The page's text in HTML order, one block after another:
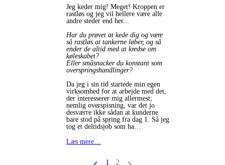
Jeg keder mig! Meget! Kroppen er
rastløs og jeg vil hellere være alle
andre steder end her...
Har du prøvet at kede dig og være
så rastløs at tankerne løber, og så
ender de altid med at kredse om
køleskabet?
Eller småsnacker du konstant som
overspringshandlinger?
Da jeg i sin tid startede min egen
virksomhed for at arbejde med det,
der interesserer mig allermest;
nemlig overspisning, var det jo
desværre ikke sådan at kunderne
bare stod på spring fra dag 1. Så jeg
tog et deltidsjob som ha…
Læs mere…
1 2